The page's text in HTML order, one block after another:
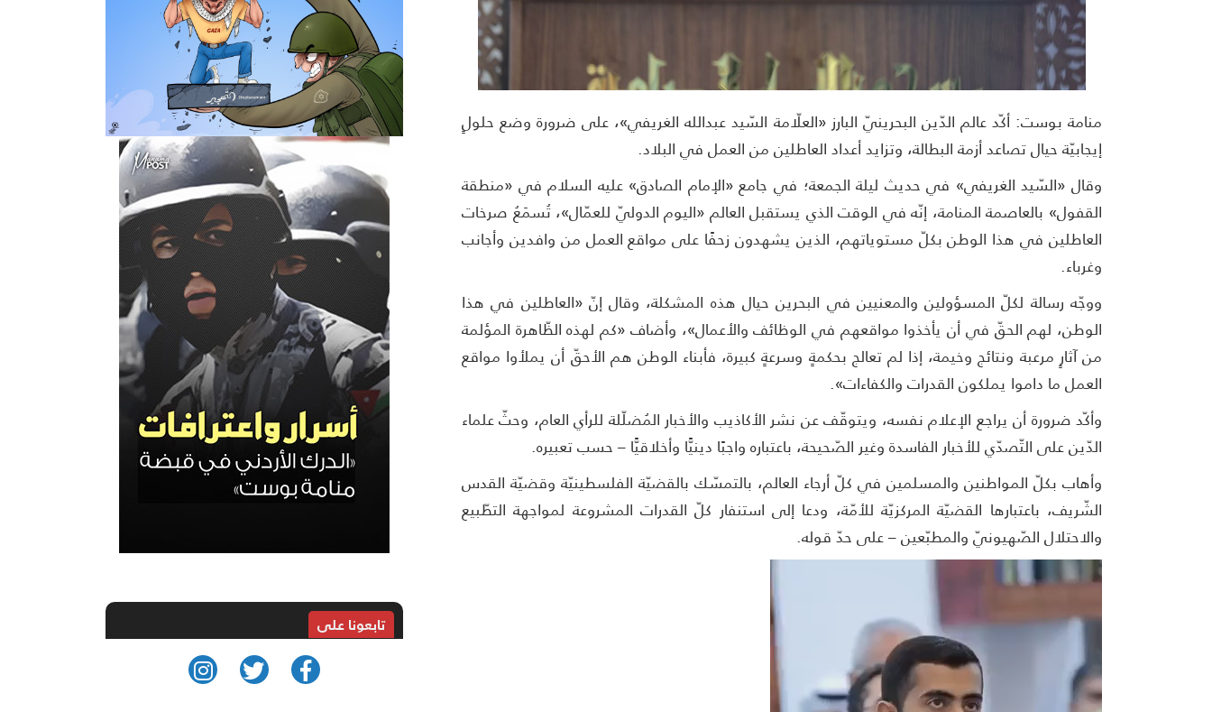
منامة بوست: أكّد عالم الدّين البحرينيّ البارز «العلّامة السّيد عبدالله الغريفي»، على ضرورة وضع حلولٍ
إيجابيّة حيال تصاعد أزمة البطالة، وتزايد أعداد العاطلين من العمل في البلاد.
وقال «السّيد الغريفي» في حديث ليلة الجمعة؛ في جامع «الإمام الصادق» عليه السلام في «منطقة
القفول» بالعاصمة المنامة، إنّه في الوقت الذي يستقبل العالم «اليوم الدوليّ للعمّال»، تُسمَعُ صرخات
العاطلين في هذا الوطن بكلّ مستوياتهم، الذين يشهدون زحفًا على مواقع العمل من وافدين وأجانب
وغرباء.
ووجّه رسالة لكلّ المسؤولين والمعنيين في البحرين حيال هذه المشكلة، وقال إنّ «العاطلين في هذا
الوطن، لهم الحقّ في أن يأخذوا مواقعهم في الوظائف والأعمال»، وأضاف «كم لهذه الظّاهرة المؤلمة
من آثارٍ مرعبة ونتائج وخيمة، إذا لم تعالج بحكمةٍ وسرعةٍ كبيرة، فأبناء الوطن هم الأحقّ أن يملأوا مواقع
العمل ما داموا يملكون القدرات والكفاءات».
وأكّد ضرورة أن يراجع الإعلام نفسه، ويتوقّف عن نشر الأكاذيب والأخبار المُضلّلة للرأي العام، وحثّ علماء
الدّين على التّصدّي للأخبار الفاسدة وغير الصّحيحة، باعتباره واجبًا دينيًّا وأخلاقيًّا – حسب تعبيره.
وأهاب بكلّ المواطنين والمسلمين في كلّ أرجاء العالم، بالتمسّك بالقضيّة الفلسطينيّة وقضيّة القدس
الشّريف، باعتبارها القضيّة المركزيّة للأمّة، ودعا إلى استنفار كلّ القدرات المشروعة لمواجهة التطّبيع
والاحتلال الصّهيونيّ والمطبّعين – على حدّ قوله.
تابعونا على